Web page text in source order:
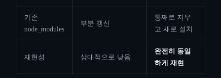
기존
node_modules
부분 갱신
통째로 지우
고 새로 설치
재현성 상대적으로 낮음
완전히 동일
하게 재현